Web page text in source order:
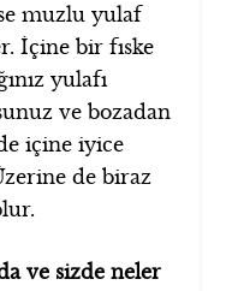
muzlu yulaf
İçine bir fıske
yulafı
ve bozadan
içine iyice
de biraz
ve sizde neler